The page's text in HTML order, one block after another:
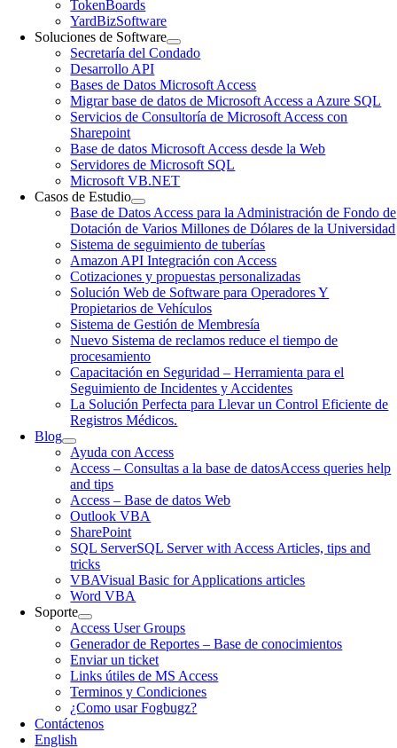
TokenBoards
YardBizSoftware
Soluciones de Software
Secretaría del Condado
Desarrollo API
Bases de Datos Microsoft Access
Migrar base de datos de Microsoft Access a Azure SQL
Servicios de Consultoría de Microsoft Access con
Sharepoint
Base de datos Microsoft Access desde la Web
Servidores de Microsoft SQL
Microsoft VB.NET
Casos de Estudio
Base de Datos Access para la Administración de Fondo de
Dotación de Varios Millones de Dólares de la Universidad
Sistema de seguimiento de tuberías
Amazon API Integración con Access
Cotizaciones y propuestas personalizadas
Solución Web de Software para Operadores Y
Propietarios de Vehículos
Sistema de Gestión de Membresía
Nuevo Sistema de reclamos reduce el tiempo de
procesamiento
Capacitación en Seguridad – Herramienta para el
Seguimiento de Incidentes y Accidentes
La Solución Perfecta para Llevar un Control Eficiente de
Registros Médicos.
Blog
Ayuda con Access
Access – Consultas a la base de datosAccess queries help
and tips
Access – Base de datos Web
Outlook VBA
SharePoint
SQL ServerSQL Server with Access Articles, tips and
tricks
VBAVisual Basic for Applications articles
Word VBA
Soporte
Access User Groups
Generador de Reportes – Base de conocimientos
Enviar un ticket
Links útiles de MS Access
Terminos y Condiciones
¿Como usar Fogbugz?
Contáctenos
English